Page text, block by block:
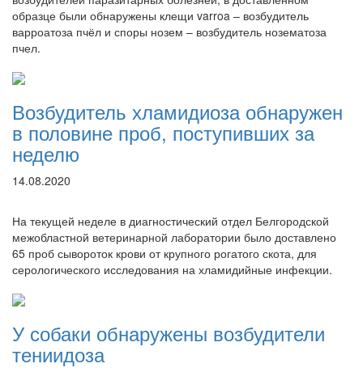
образце были обнаружены клещи varroa – возбудитель
варроатоза пчёл и споры нозем – возбудитель нозематоза
пчел.
Возбудитель хламидиоза обнаружен
в половине проб, поступивших за
неделю
14.08.2020
На текущей неделе в диагностический отдел Белгородской
межобластной ветеринарной лаборатории было доставлено
65 проб сывороток крови от крупного рогатого скота, для
серологического исследования на хламидийные инфекции.
У собаки обнаружены возбудители
тениидоза